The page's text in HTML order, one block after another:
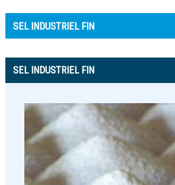
SEL INDUSTRIEL FIN
SEL INDUSTRIEL FIN